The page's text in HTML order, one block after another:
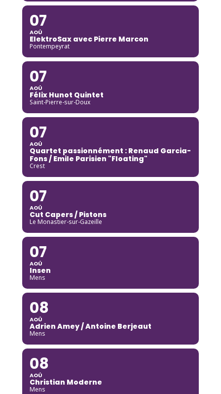
07
AOÛ
ElektroSax avec Pierre Marcon
Pontempeyrat
07
AOÛ
Félix Hunot Quintet
Saint-Pierre-sur-Doux
07
AOÛ
Quartet passionnément : Renaud Garcia-
Fons / Emile Parisien "Floating"
Crest
07
AOÛ
Cut Capers / Pistons
Le Monastier-sur-Gazeille
07
AOÛ
Insen
Mens
08
AOÛ
Adrien Amey / Antoine Berjeaut
Mens
08
AOÛ
Christian Moderne
Mens